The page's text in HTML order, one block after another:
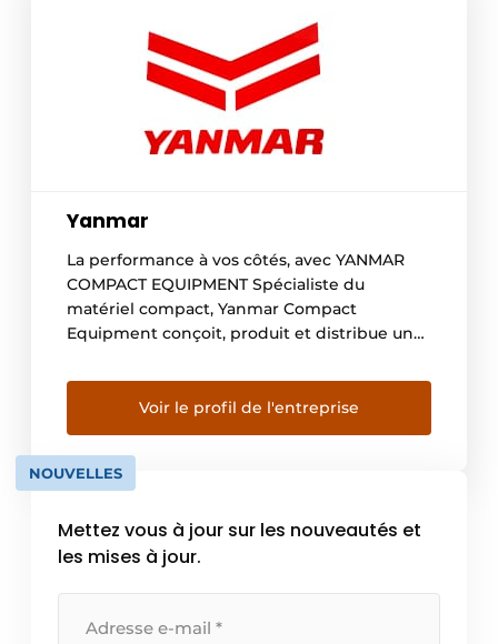
Yanmar
La performance à vos côtés, avec YANMAR
COMPACT EQUIPMENT Spécialiste du
matériel compact, Yanmar Compact
Equipment conçoit, produit et distribue une
des mini- et midi-pelles, des chargeuses
compactes, des pelles sur pneus, des carriers
et des accessoires, conçus dans un esprit
d’efficacité et de performance. Depuis 1912,
Yanmar s’efforce de […]
Voir le profil de l'entreprise
NOUVELLES
Mettez vous à jour sur les nouveautés et
les mises à jour.